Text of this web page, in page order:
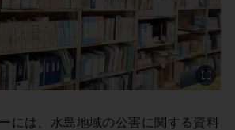
には、水島地域の公害に関する資料